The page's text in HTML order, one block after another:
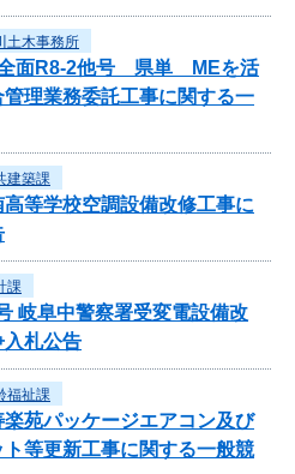
土木事務所
全面R8-2他号 県単 MEを活
理業務委託工事に関する一
建築課
高等学校空調設備改修工事に
課
岐阜中警察署受変電設備改
入札公告
福祉課
楽苑パッケージエアコン及び
等更新工事に関する一般競